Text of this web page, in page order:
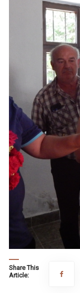
Share This
Article: